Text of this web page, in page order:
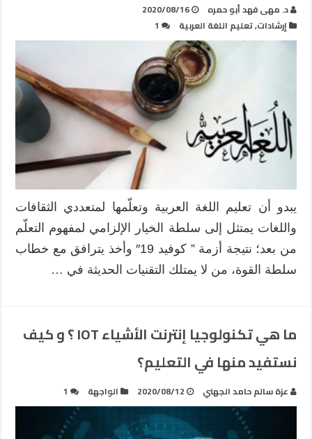
د. مهى فهد أبو حمره
2020/08/16
إرشادات,تعليم اللغة العربية 1
يبدو أن تعليم اللغة العربية وتعلّمها لمتعددي الثقافات
واللغات يمتثل إلى سلطة الخيار الإلزامي لمفهوم التعلّم
من بعد؛ نتيجة أزمة ” كوفيد 19″ وأخذ يترافق مع خطاب
سلطة القوة، من لا يمتلك التقنيات الحديثة في …
ما هي تكنولوجيا إنترنت الأشياء IOT ؟ و كيف
نستفيد منها في التعليم؟
عزة سالم حامد الجهني 2020/08/12 الواجهة 1